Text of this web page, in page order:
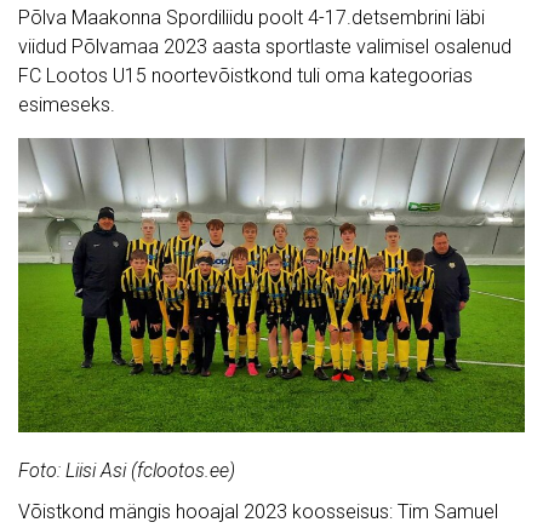
Põlva Maakonna Spordiliidu poolt 4-17.detsembrini läbi
viidud Põlvamaa 2023 aasta sportlaste valimisel osalenud
FC Lootos U15 noortevõistkond tuli oma kategoorias
esimeseks.
Foto: Liisi Asi (fclootos.ee)
Võistkond mängis hooajal 2023 koosseisus: Tim Samuel